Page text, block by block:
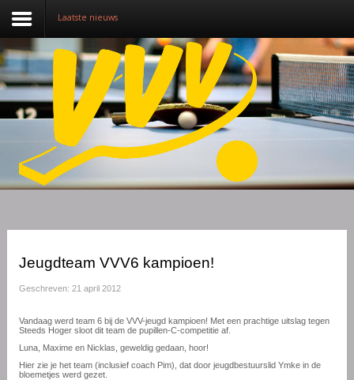
Nieuws
Over VVV
Lidmaatschap
Competitie
Sponsoring
Media
English
Laatste nieuws
Jeugdteam VVV6 kampioen!
Geschreven: 21 april 2012
Vandaag werd team 6 bij de VVV-jeugd kampioen! Met een prachtige uitslag tegen
Steeds Hoger sloot dit team de pupillen-C-competitie af.
Luna, Maxime en Nicklas, geweldig gedaan, hoor!
Hier zie je het team (inclusief coach Pim), dat door jeugdbestuurslid Ymke in de
bloemetjes werd gezet.